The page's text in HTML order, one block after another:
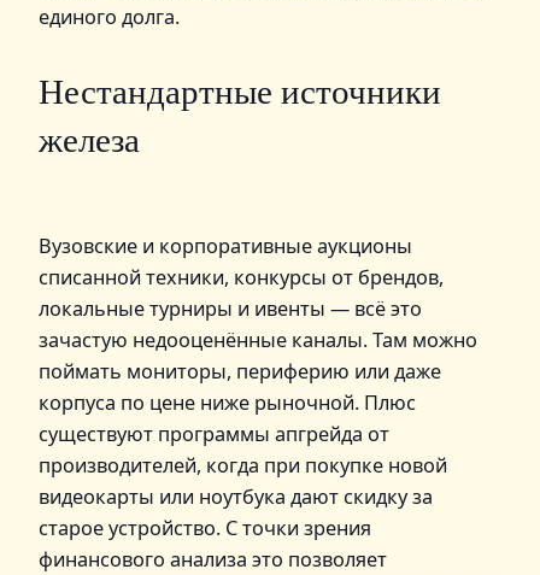
единого долга.
Нестандартные источники
железа
Вузовские и корпоративные аукционы
списанной техники, конкурсы от брендов,
локальные турниры и ивенты — всё это
зачастую недооценённые каналы. Там можно
поймать мониторы, периферию или даже
корпуса по цене ниже рыночной. Плюс
существуют программы апгрейда от
производителей, когда при покупке новой
видеокарты или ноутбука дают скидку за
старое устройство. С точки зрения
финансового анализа это позволяет